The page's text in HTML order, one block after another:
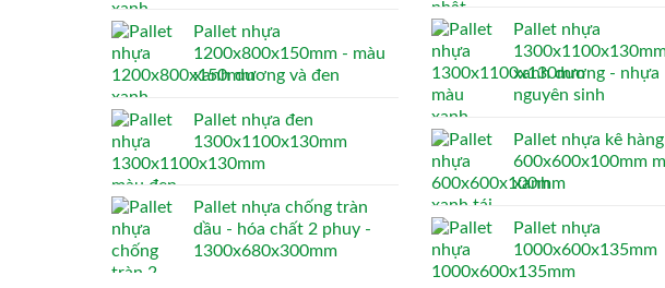
Pallet nhựa
1200x800x150mm - màu
xanh dương và đen
Pallet nhựa đen
1300x1100x130mm
Pallet nhựa chống tràn
dầu - hóa chất 2 phuy -
1300x680x300mm
Pallet nhựa
xanh dương - nhựa
nguyên sinh
Pallet nhựa kê hàng
600x600x100mm
xanh
Pallet nhựa
1000x600x135mm